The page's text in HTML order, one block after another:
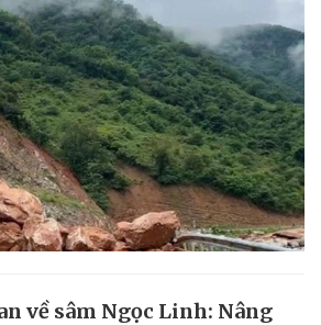
về sâm Ngọc Linh: Nâng